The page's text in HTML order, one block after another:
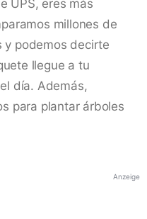
UPS, eres más
millones de
y podemos decirte
llegue a tu
día. Además,
para plantar árboles
Anzeige